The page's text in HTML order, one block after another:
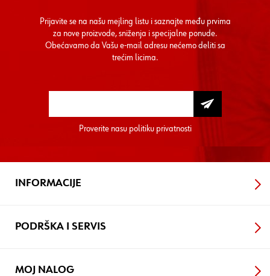
Prijavite se na našu mejling listu i saznajte među prvima
za nove proizvode, sniženja i specijalne ponude.
Obećavamo da Vašu e-mail adresu nećemo deliti sa
trećim licima.
Proverite nasu politiku privatnosti
INFORMACIJE
PODRŠKA I SERVIS
MOJ NALOG